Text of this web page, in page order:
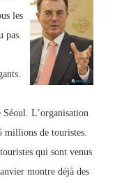
les
pas.
L’organisation
millions de touristes.
qui sont venus
montre déjà des